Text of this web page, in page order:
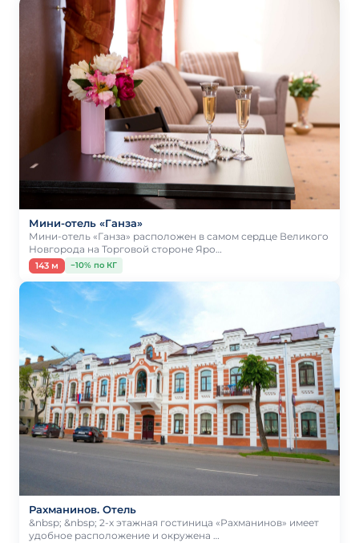
Мини-отель «Ганза»
Мини-отель «Ганза» расположен в самом сердце Великого
Новгорода на Торговой стороне Яро…
143 м −10% по КГ
Рахманинов. Отель
&nbsp; &nbsp; 2-х этажная гостиница «Рахманинов» имеет
удобное расположение и окружена …